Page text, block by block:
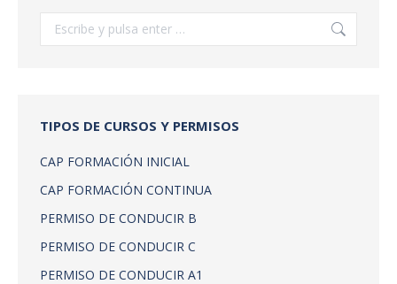
Buscar:
TIPOS DE CURSOS Y PERMISOS
CAP FORMACIÓN INICIAL
CAP FORMACIÓN CONTINUA
PERMISO DE CONDUCIR B
PERMISO DE CONDUCIR C
PERMISO DE CONDUCIR A1